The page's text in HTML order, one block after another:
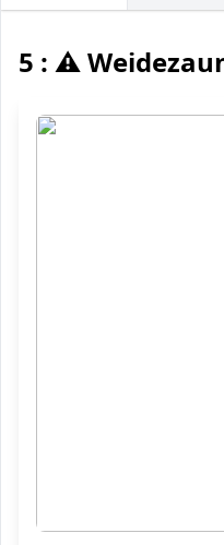
5 : ⚠️